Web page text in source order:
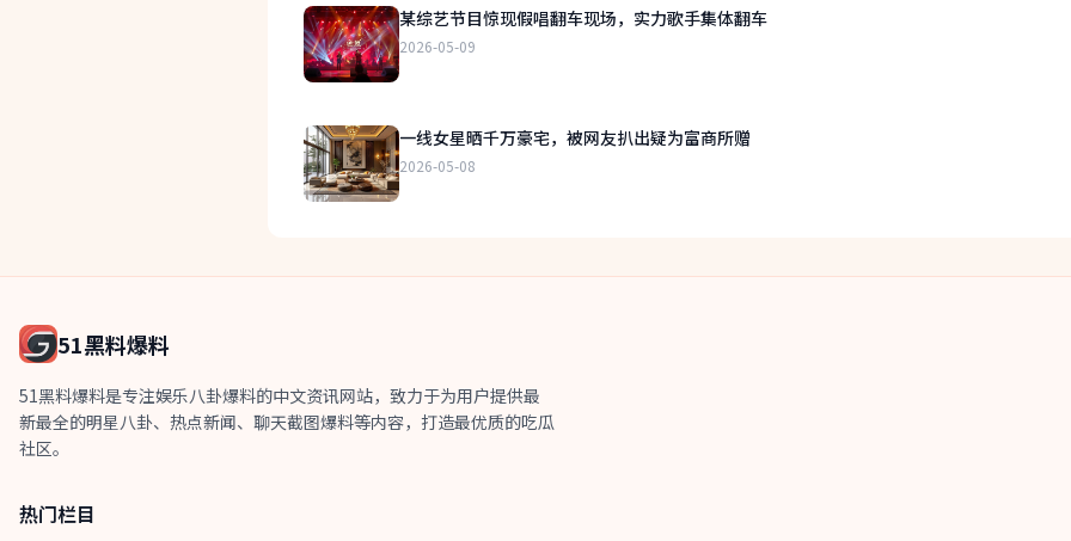
某综艺节目惊现假唱翻车现场，实力歌手集体翻车
2026-05-09
一线女星晒千万豪宅，被网友扒出疑为富商所赠
2026-05-08
51黑料爆料
51黑料爆料是专注娱乐八卦爆料的中文资讯网站，致力于为用户提供最
新最全的明星八卦、热点新闻、聊天截图爆料等内容，打造最优质的吃瓜
社区。
热门栏目